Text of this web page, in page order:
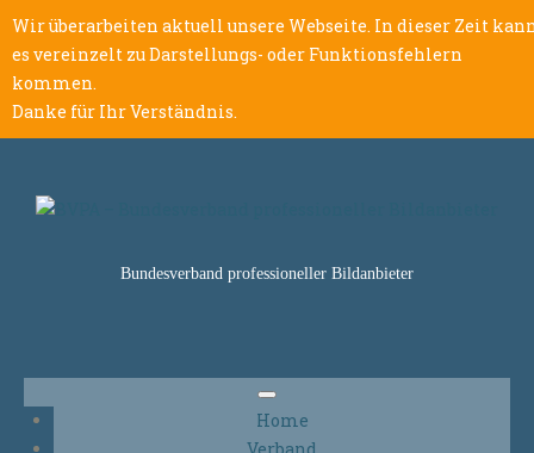
Wir überarbeiten aktuell unsere Webseite. In dieser Zeit
es vereinzelt zu Darstellungs- oder Funktionsfehlern
kommen.
Danke für Ihr Verständnis.
Bundesverband professioneller Bildanbieter
Home